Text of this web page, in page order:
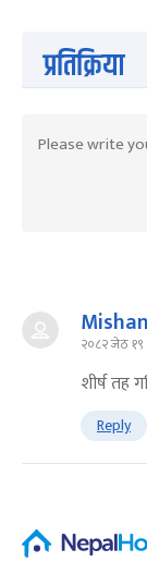
प्रतिक्रिया
२०८२ जेठ
शीर्ष तह
Reply